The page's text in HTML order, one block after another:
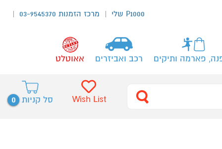
P1000 שלי מרכז הזמנות 03-9545370
פארמה ותיקים רכב ואביזרים אאוטלט
סל קניות 0 Wish List